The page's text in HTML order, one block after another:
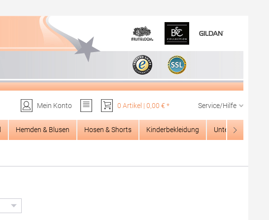
Mein Konto
0 Artikel | 0,00 € * Service/Hilfe
Hemden & Blusen Hosen & Shorts Kinderbekleidung Unterwäsche